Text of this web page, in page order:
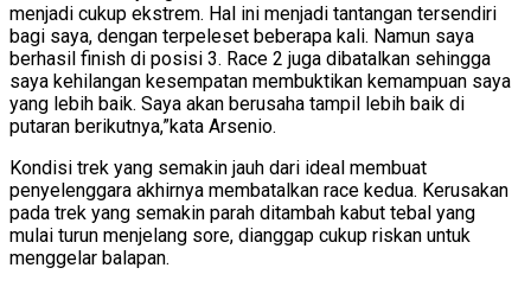
menjadi cukup ekstrem. Hal ini menjadi tantangan tersendiri
bagi saya, dengan terpeleset beberapa kali. Namun saya
berhasil finish di posisi 3. Race 2 juga dibatalkan sehingga
saya kehilangan kesempatan membuktikan kemampuan saya
yang lebih baik. Saya akan berusaha tampil lebih baik di
putaran berikutnya,”kata Arsenio.
Kondisi trek yang semakin jauh dari ideal membuat
penyelenggara akhirnya membatalkan race kedua. Kerusakan
pada trek yang semakin parah ditambah kabut tebal yang
mulai turun menjelang sore, dianggap cukup riskan untuk
menggelar balapan.